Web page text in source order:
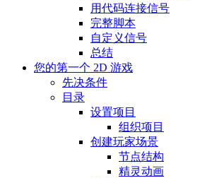
用代码连接信号
完整脚本
自定义信号
总结
您的第一个 2D 游戏
先决条件
目录
设置项目
组织项目
创建玩家场景
节点结构
精灵动画